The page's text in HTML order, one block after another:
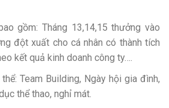
gồm: Tháng 13,14,15 thưởng vào
đột xuất cho cá nhân có thành tích
kết quả kinh doanh công ty….
Team Building, Ngày hội gia đình,
thể thao, nghỉ mát.